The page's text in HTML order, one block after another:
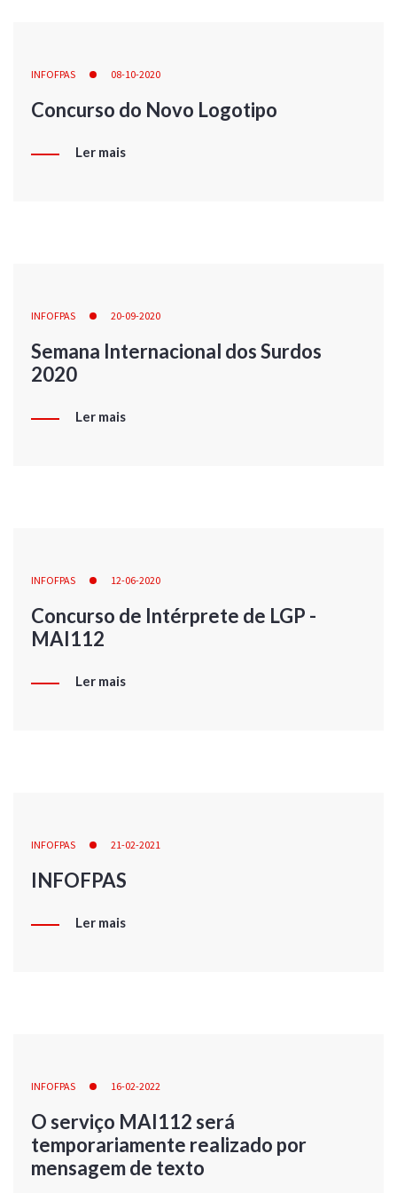
INFOFPAS 08-10-2020
Concurso do Novo Logotipo
Ler mais
INFOFPAS 20-09-2020
Semana Internacional dos Surdos
2020
Ler mais
INFOFPAS 12-06-2020
Concurso de Intérprete de LGP -
MAI112
Ler mais
INFOFPAS 21-02-2021
INFOFPAS
Ler mais
INFOFPAS 16-02-2022
O serviço MAI112 será
temporariamente realizado por
mensagem de texto